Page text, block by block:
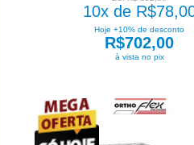
10x de
Hoje +10% de desconto
R$702,00
à vista no pix